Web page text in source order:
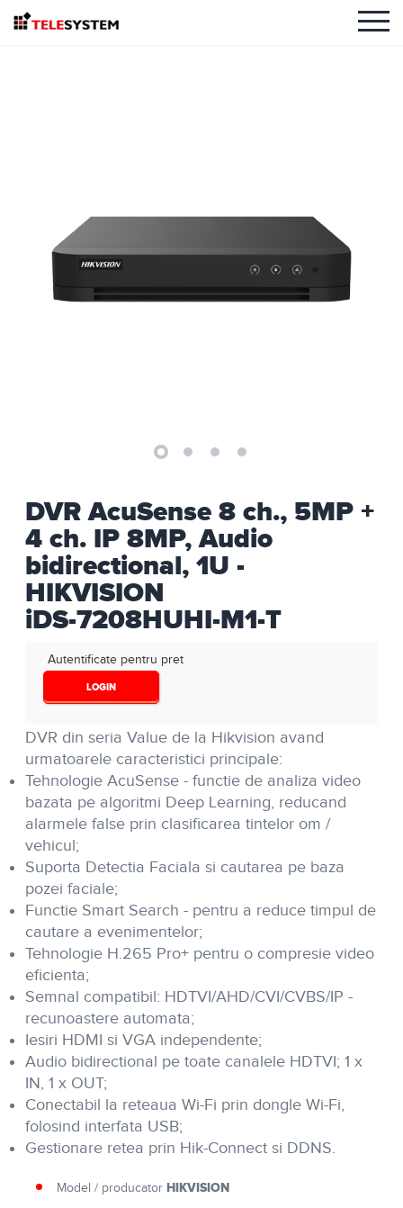
DVR AcuSense 8 ch., 5MP +
4 ch. IP 8MP, Audio
bidirectional, 1U -
HIKVISION
iDS-7208HUHI-M1-T
Autentificate pentru pret
LOGIN
DVR din seria Value de la Hikvision avand
urmatoarele caracteristici principale:
Tehnologie AcuSense - functie de analiza video
bazata pe algoritmi Deep Learning, reducand
alarmele false prin clasificarea tintelor om /
vehicul;
Suporta Detectia Faciala si cautarea pe baza
pozei faciale;
Functie Smart Search - pentru a reduce timpul de
cautare a evenimentelor;
Tehnologie H.265 Pro+ pentru o compresie video
eficienta;
Semnal compatibil: HDTVI/AHD/CVI/CVBS/IP -
recunoastere automata;
Iesiri HDMI si VGA independente;
Audio bidirectional pe toate canalele HDTVI; 1 x
IN, 1 x OUT;
Conectabil la reteaua Wi-Fi prin dongle Wi-Fi,
folosind interfata USB;
Gestionare retea prin Hik-Connect si DDNS.
Model / producator HIKVISION